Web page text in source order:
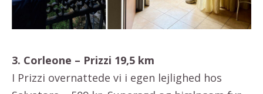
3. Corleone – Prizzi 19,5 km
I Prizzi overnattede vi i egen lejlighed hos